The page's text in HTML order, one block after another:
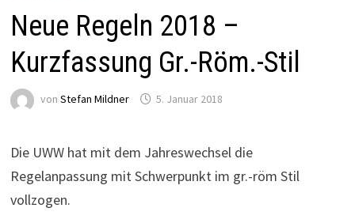
Neue Regeln 2018 –
Kurzfassung Gr.-Röm.-Stil
von Stefan Mildner 5. Januar 2018
Die UWW hat mit dem Jahreswechsel die
Regelanpassung mit Schwerpunkt im gr.-röm Stil
vollzogen.